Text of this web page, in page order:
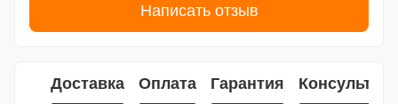
Написать отзыв
Доставка Оплата Гарантия